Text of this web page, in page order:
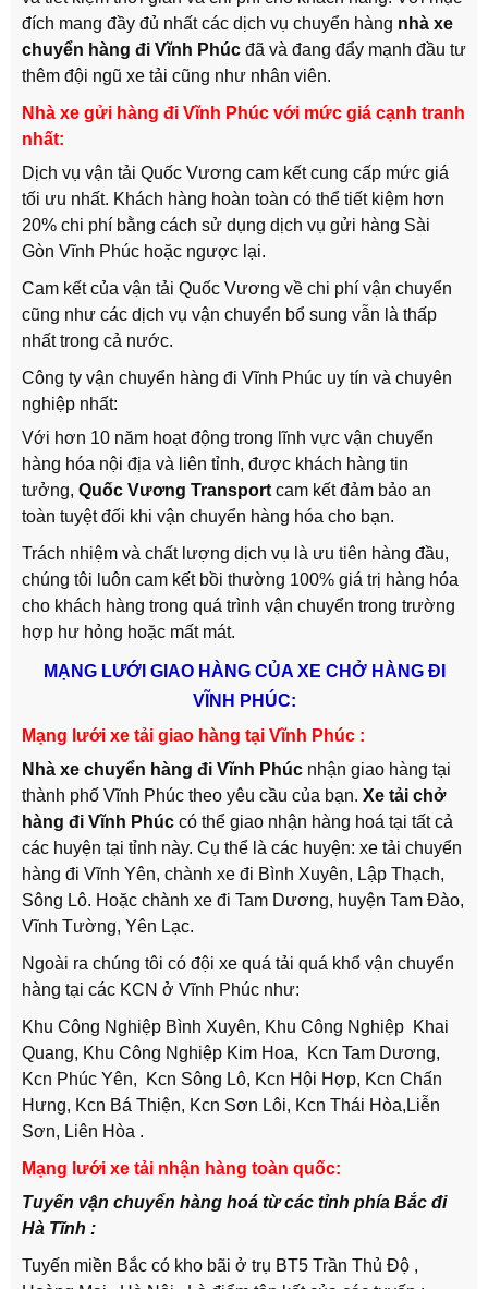
đích mang đầy đủ nhất các dịch vụ chuyển hàng nhà xe
chuyển hàng đi Vĩnh Phúc đã và đang đẩy mạnh đầu tư
thêm đội ngũ xe tải cũng như nhân viên.
Nhà xe gửi hàng đi Vĩnh Phúc với mức giá cạnh tranh
nhất:
Dịch vụ vận tải Quốc Vương cam kết cung cấp mức giá
tối ưu nhất. Khách hàng hoàn toàn có thể tiết kiệm hơn
20% chi phí bằng cách sử dụng dịch vụ gửi hàng Sài
Gòn Vĩnh Phúc hoặc ngược lại.
Cam kết của vận tải Quốc Vương về chi phí vận chuyển
cũng như các dịch vụ vận chuyển bổ sung vẫn là thấp
nhất trong cả nước.
Công ty vận chuyển hàng đi Vĩnh Phúc uy tín và chuyên
nghiệp nhất:
Với hơn 10 năm hoạt động trong lĩnh vực vận chuyển
hàng hóa nội địa và liên tỉnh, được khách hàng tin
tưởng, Quốc Vương Transport cam kết đảm bảo an
toàn tuyệt đối khi vận chuyển hàng hóa cho bạn.
Trách nhiệm và chất lượng dịch vụ là ưu tiên hàng đầu,
chúng tôi luôn cam kết bồi thường 100% giá trị hàng hóa
cho khách hàng trong quá trình vận chuyển trong trường
hợp hư hỏng hoặc mất mát.
MẠNG LƯỚI GIAO HÀNG CỦA XE CHỞ HÀNG ĐI
VĨNH PHÚC:
Mạng lưới xe tải giao hàng tại Vĩnh Phúc :
Nhà xe chuyển hàng đi Vĩnh Phúc nhận giao hàng tại
thành phố Vĩnh Phúc theo yêu cầu của bạn. Xe tải chở
hàng đi Vĩnh Phúc có thể giao nhận hàng hoá tại tất cả
các huyện tại tỉnh này. Cụ thể là các huyện: xe tải chuyển
hàng đi Vĩnh Yên, chành xe đi Bình Xuyên, Lập Thạch,
Sông Lô. Hoặc chành xe đi Tam Dương, huyện Tam Đào,
Vĩnh Tường, Yên Lạc.
Ngoài ra chúng tôi có đội xe quá tải quá khổ vận chuyển
hàng tại các KCN ở Vĩnh Phúc như:
Khu Công Nghiệp Bình Xuyên, Khu Công Nghiệp Khai
Quang, Khu Công Nghiệp Kim Hoa, Kcn Tam Dương,
Kcn Phúc Yên, Kcn Sông Lô, Kcn Hội Hợp, Kcn Chấn
Hưng, Kcn Bá Thiện, Kcn Sơn Lôi, Kcn Thái Hòa,Liễn
Sơn, Liên Hòa .
Mạng lưới xe tải nhận hàng toàn quốc:
Tuyến vận chuyển hàng hoá từ các tỉnh phía Bắc đi
Hà Tĩnh :
Tuyến miền Bắc có kho bãi ở trụ BT5 Trần Thủ Độ ,